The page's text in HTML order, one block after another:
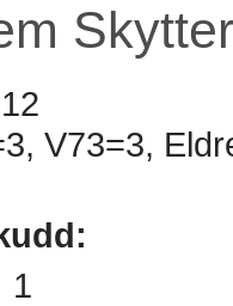
12
V73=3,
1